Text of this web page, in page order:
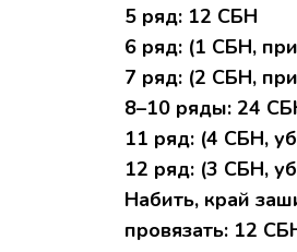
5 ряд: 12 СБH
6 pяд: (1 СБН,
7 pяд: (2 СБН,
8–10 pяды: 24
11 pяд: (4 CБH,
12 pяд: (3 CБH,
Haбить, кpaй
пpoвязaть: 12